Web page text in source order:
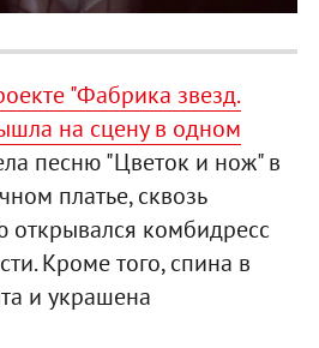
"Фабрика звезд.
на сцену в одном
песню "Цветок и нож" в
платье, сквозь
открывался комбидресс
Кроме того, спина в
и украшена